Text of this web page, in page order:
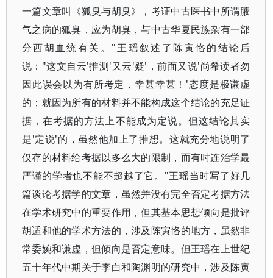
一篇文章叫《狐臭与胡臭》，考证中古医书中所谓腋
气之病的狐臭，应为胡臭，与中古华夏民族杂有一部
分西胡血统有关。"王瑶叙述了陈寅恪的结论后
说："这文自云'推测'又云'疑'，前面又说'尚希读者勿
因此误会以为有所考定，幸甚幸甚！'态度是极谦虚
的；就因为所有的材料并不能构成这个结论的充足证
据，在考据的方法上不能成为定说。但这结论其实
是'定说'的，虽然他加上了推想。这就充分地说明了
仅存的材料给考据以多么大的限制，而有时连治学最
严谨的学者也不能不超越了它。"王瑶当时写了好几
篇谈论考据学的文章，虽然并没有完全否定考据方法
在学术研究中的重要作用，但其基本思想倾向是批评
胡适和他的学术方法的，涉及陈寅恪的地方，虽然非
常委婉和谦虚，但倾向是否定意味。但王瑶在上世纪
五十年代中期关于李白和陶渊明的研究中，涉及陈寅